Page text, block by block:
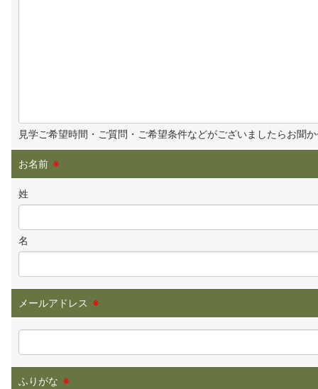
見学ご希望時間・ご質問・ご希望条件などがございましたらお聞
お名前 ※
姓
名
メールアドレス ※
ふりがな ※